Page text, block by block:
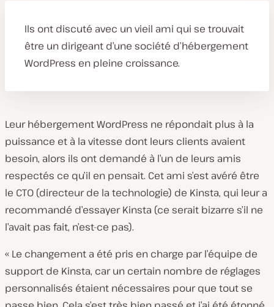
Ils ont discuté avec un vieil ami qui se trouvait
être un dirigeant d’une société d’hébergement
WordPress en pleine croissance.
Leur hébergement WordPress ne répondait plus à la
puissance et à la vitesse dont leurs clients avaient
besoin, alors ils ont demandé à l’un de leurs amis
respectés ce qu’il en pensait. Cet ami s’est avéré être
le CTO (directeur de la technologie) de Kinsta, qui leur a
recommandé d’essayer Kinsta (ce serait bizarre s’il ne
l’avait pas fait, n’est-ce pas).
« Le changement a été pris en charge par l’équipe de
support de Kinsta, car un certain nombre de réglages
personnalisés étaient nécessaires pour que tout se